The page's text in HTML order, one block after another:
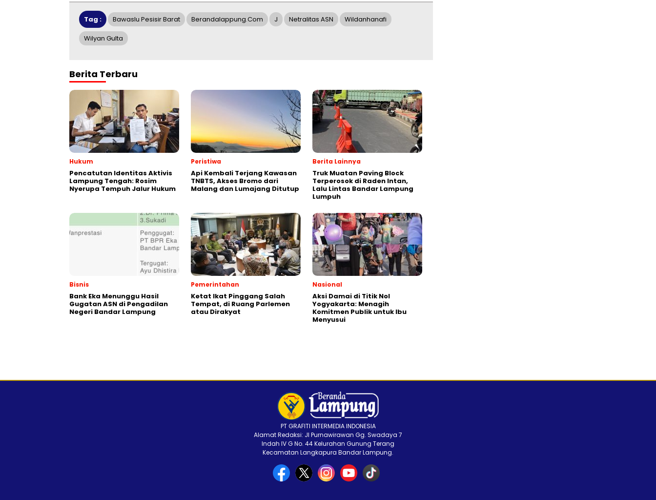
Tag : Bawaslu Pesisir Barat Berandalappung.com J Netralitas ASN Wildanhanafi
Wilyan Gulta
Berita Terbaru
Hukum
Pencatutan Identitas Aktivis
Lampung Tengah: Rosim
Nyerupa Tempuh Jalur Hukum
Peristiwa
Api Kembali Terjang Kawasan
TNBTS, Akses Bromo dari
Malang dan Lumajang Ditutup
Berita Lainnya
Truk Muatan Paving Block
Terperosok di Raden Intan,
Lalu Lintas Bandar Lampung
Lumpuh
Bisnis
Bank Eka Menunggu Hasil
Gugatan ASN di Pengadilan
Negeri Bandar Lampung
Pemerintahan
Ketat Ikat Pinggang Salah
Tempat, di Ruang Parlemen
atau Dirakyat
Nasional
Aksi Damai di Titik Nol
Yogyakarta: Menagih
Komitmen Publik untuk Ibu
Menyusui
PT GRAFITI INTERMEDIA INDONESIA
Alamat Redaksi: Jl Purnawirawan Gg. Swadaya 7
Indah IV G No. 44 Kelurahan Gunung Terang
Kecamatan Langkapura Bandar Lampung.